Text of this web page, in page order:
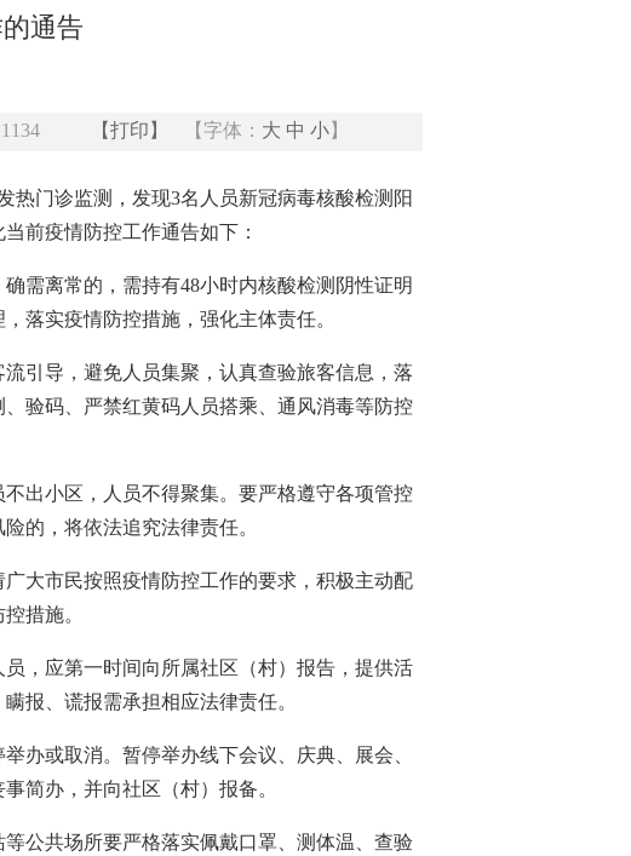
通告
1134 【打印】 【字体： 大 中 小】
热门诊监测，发现3名人员新冠病毒核酸检测阳
前疫情防控工作通告如下：
需离常的，需持有48小时内核酸检测阴性证明
落实疫情防控措施，强化主体责任。
引导，避免人员集聚，认真查验旅客信息，落
、验码、严禁红黄码人员搭乘、通风消毒等防控
出小区，人员不得聚集。要严格遵守各项管控
的，将依法追究法律责任。
大市民按照疫情防控工作的要求，积极主动配
措施。
，应第一时间向所属社区（村）报告，提供活
报、谎报需承担相应法律责任。
办或取消。暂停举办线下会议、庆典、展会、
简办，并向社区（村）报备。
公共场所要严格落实佩戴口罩、测体温、查验